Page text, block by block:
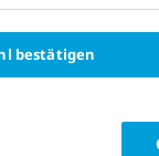
bestätigen